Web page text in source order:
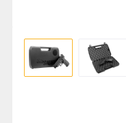
Bildergalerie